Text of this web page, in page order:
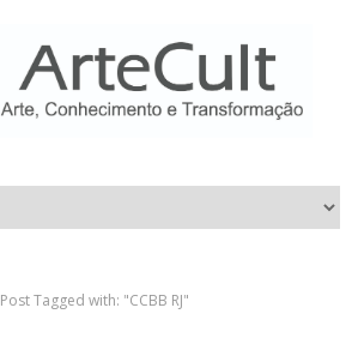
Post Tagged with: "CCBB RJ"